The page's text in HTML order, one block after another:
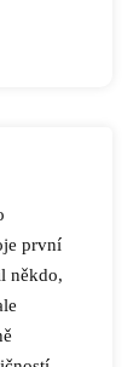
první
někdo,